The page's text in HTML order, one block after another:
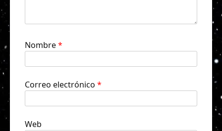
Nombre*
Correo electrónico *
Web